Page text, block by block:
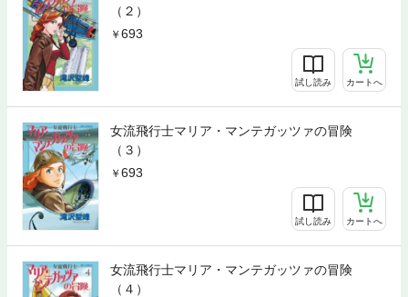
（２）
693
試し読み カートへ
女流飛行士マリア・マンテガッツァの冒険
（３）
693
試し読み カートへ
女流飛行士マリア・マンテガッツァの冒険
（４）